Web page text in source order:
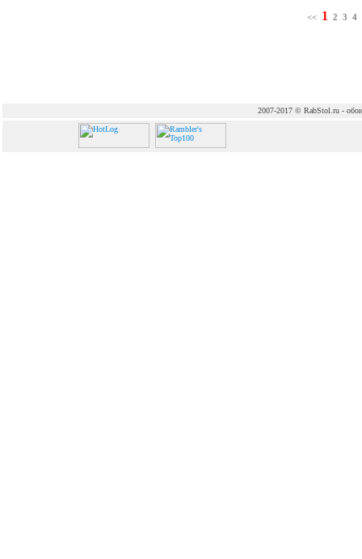
<< 1 2 3 4
2007-2017 © RabStol.ru - обои